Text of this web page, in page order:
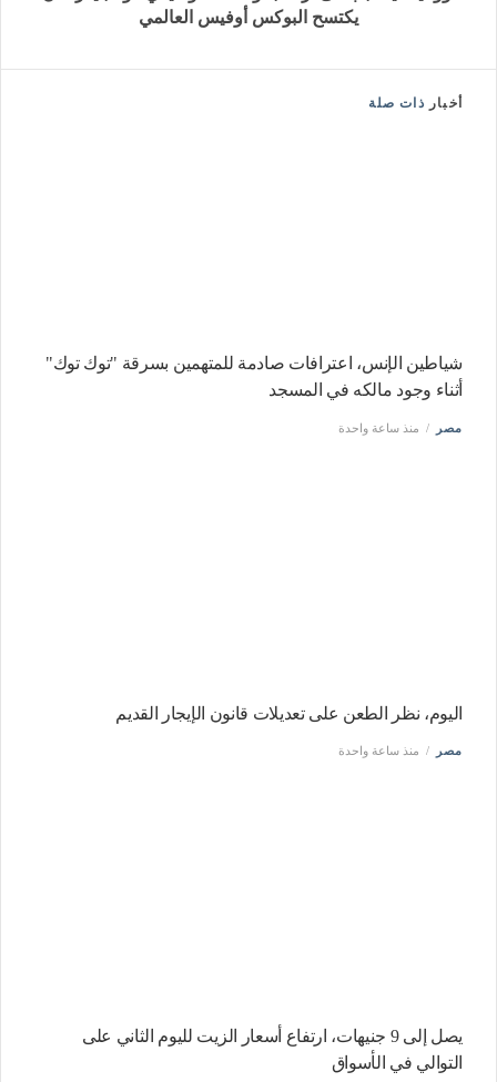
يكتسح البوكس أوفيس العالمي
أخبار ذات صلة
شياطين الإنس، اعترافات صادمة للمتهمين بسرقة "توك توك"
أثناء وجود مالكه في المسجد
مصر منذ ساعة واحدة
اليوم، نظر الطعن على تعديلات قانون الإيجار القديم
مصر منذ ساعة واحدة
يصل إلى 9 جنيهات، ارتفاع أسعار الزيت لليوم الثاني على
التوالي في الأسواق